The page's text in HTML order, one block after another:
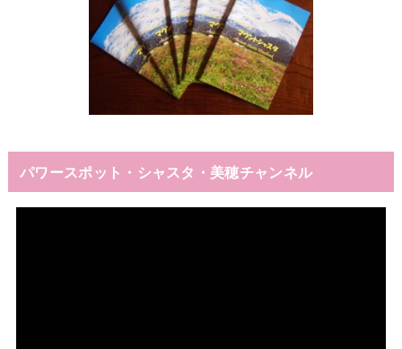
パワースポット・シャスタ・美穂チャンネル